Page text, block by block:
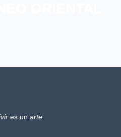
es un arte.